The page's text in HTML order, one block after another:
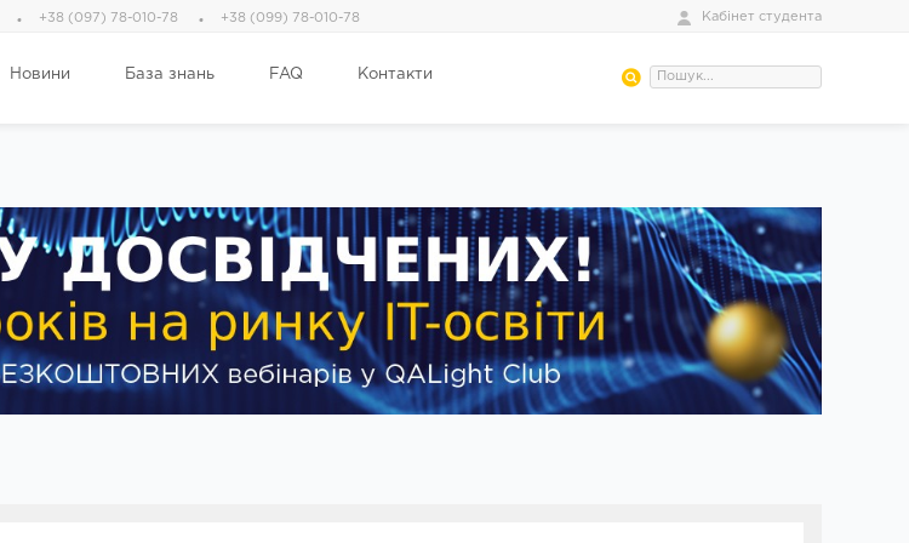
+38 (097) 78-010-78 +38 (099) 78-010-78 Кабінет студента
Новини База знань FAQ Контакти